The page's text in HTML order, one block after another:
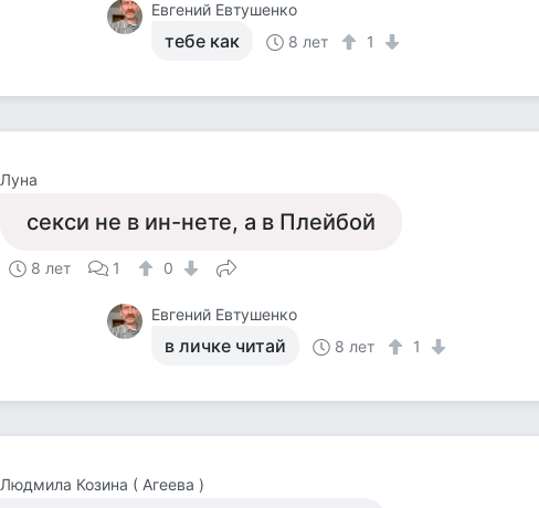
Евгений Евтушенко
тебе как 8 лет 1
Луна
секси не в ин-нете, а в Плейбой
8 лет 1 0
Евгений Евтушенко
в личке читай 8 лет 1
Людмила Козина ( Агеева )